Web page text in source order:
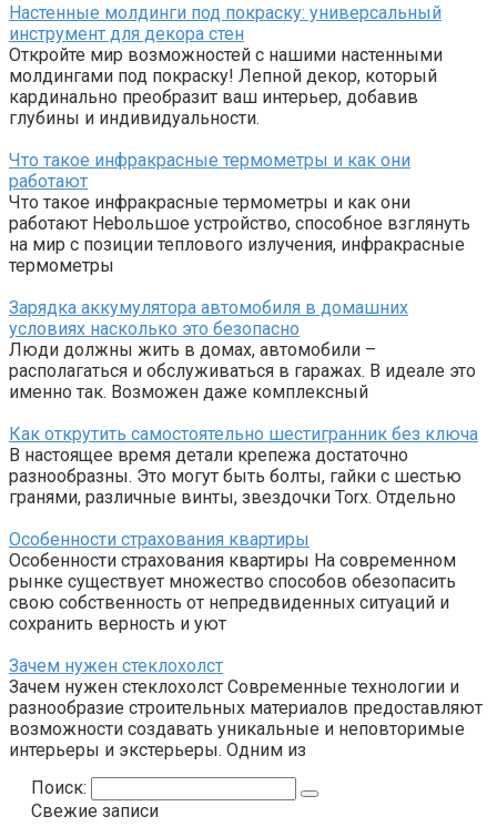
Настенные молдинги под покраску: универсальный
инструмент для декора стен
Откройте мир возможностей с нашими настенными
молдингами под покраску! Лепной декор, который
кардинально преобразит ваш интерьер, добавив
глубины и индивидуальности.
Что такое инфракрасные термометры и как они
работают
Что такое инфракрасные термометры и как они
работают Нebольшое устройство, способное взглянуть
на мир с позиции теплового излучения, инфракрасные
термометры
Зарядка аккумулятора автомобиля в домашних
условиях насколько это безопасно
Люди должны жить в домах, автомобили –
располагаться и обслуживаться в гаражах. В идеале это
именно так. Возможен даже комплексный
Как открутить самостоятельно шестигранник без ключа
В настоящее время детали крепежа достаточно
разнообразны. Это могут быть болты, гайки с шестью
гранями, различные винты, звездочки Torx. Отдельно
Особенности страхования квартиры
Особенности страхования квартиры На современном
рынке существует множество способов обезопасить
свою собственность от непредвиденных ситуаций и
сохранить верность и уют
Зачем нужен стеклохолст
Зачем нужен стеклохолст Современные технологии и
разнообразие строительных материалов предоставляют
возможности создавать уникальные и неповторимые
интерьеры и экстерьеры. Одним из
Поиск:
Свежие записи